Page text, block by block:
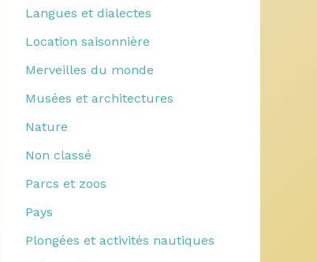
Langues et dialectes
Location saisonnière
Merveilles du monde
Musées et architectures
Nature
Non classé
Parcs et zoos
Pays
Plongées et activités nautiques